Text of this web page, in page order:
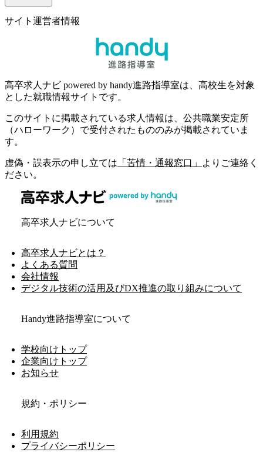
サイト運営者情報
高卒求人ナビ powered by handy進路指導室は、高校生を対象
とした就職情報サイトです。
このサイトに掲載されている求人情報は、公共職業安定所
（ハローワーク）で受付されたもののみが掲載されていま
す。
虚偽・誤表示の申し立ては 「苦情・通報窓口」
よりご連絡く
ださい。
高卒求人ナビについて
高卒求人ナビとは？
よくある質問
会社情報
デジタル技術の活用及びDX推進の取り組みについて
Handy進路指導室について
学校向けトップ
企業向けトップ
お知らせ
規約・ポリシー
利用規約
プライバシーポリシー